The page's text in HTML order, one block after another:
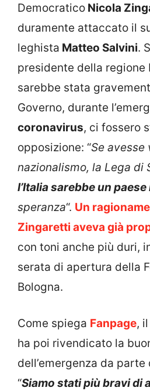
Democratico Nicola
duramente attaccato il
leghista Matteo Salvini.
presidente della regione
sarebbe stata
Governo, durante
coronavirus, ci fossero
opposizione: “Se avesse
nazionalismo, la Lega di
l’Italia sarebbe un
speranza“. Un
Zingaretti aveva già
con toni anche più duri,
serata di apertura della
Bologna.
Come spiega Fanpage,
ha poi rivendicato la
dell’emergenza da parte
“Siamo stati più bravi di